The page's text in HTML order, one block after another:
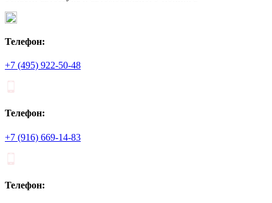
Телефон:
+7 (495) 922-50-48
Телефон:
+7 (916) 669-14-83
Телефон: